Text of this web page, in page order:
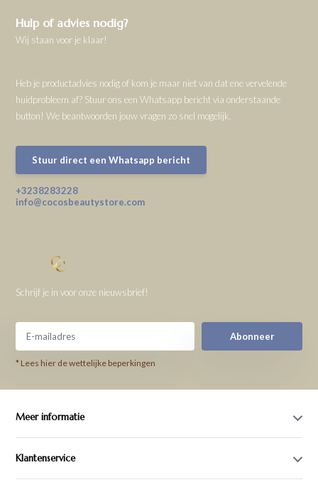
Hulp of advies nodig?
Wij staan voor je klaar!
Heb je productadvies nodig of kom je maar niet van dat ene vervelende
huidprobleem af? Stuur ons een Whatsapp bericht via onderstaande
button! We beantwoorden jouw vragen zo snel mogelijk.
Stuur direct een Whatsapp bericht
+3238283228
info@cocosbeautystore.com
Schrijf je in voor onze nieuwsbrief!
Abonneer
* Lees hier de wettelijke beperkingen
Meer informatie
Klantenservice